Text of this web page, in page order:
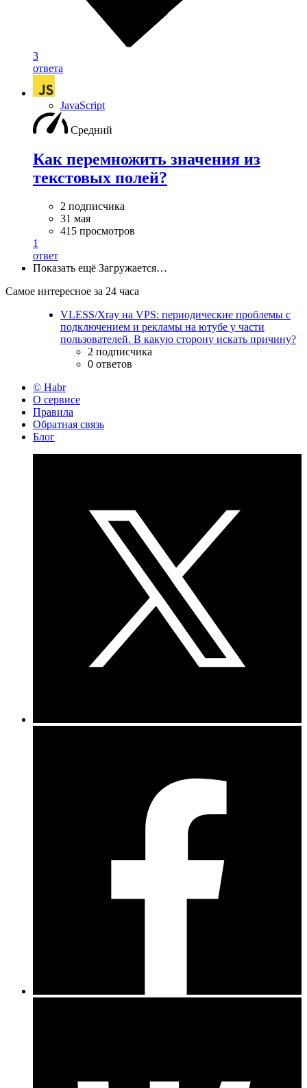
3
ответа
JavaScript
Средний
Как перемножить значения из
текстовых полей?
2 подписчика
31 мая
415 просмотров
1
ответ
Показать ещё Загружается…
Самое интересное за 24 часа
VLESS/Xray на VPS: периодические проблемы с
подключением и рекламы на ютубе у части
пользователей. В какую сторону искать причину?
2 подписчика
0 ответов
© Habr
О сервисе
Правила
Обратная связь
Блог